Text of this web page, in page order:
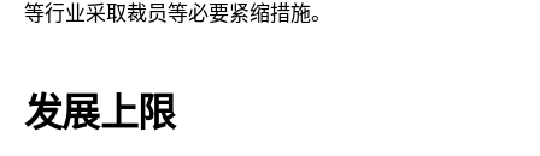
等行业采取裁员等必要紧缩措施。
发展上限